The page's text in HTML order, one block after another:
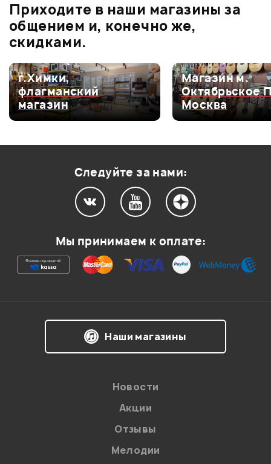
0.0
Оценка5
0
Оценка4
0
Оценка3
0
Ваша оценка:
Приходите в наши магазины за
общением и, конечно же,
скидками.
г.Химки,
флагманский
магазин
Магазин м.
Октябрьское
Москва
Следуйте за нами:
Мы принимаем к оплате:
Наши магазины
Новости
Акции
Отзывы
Мелодии